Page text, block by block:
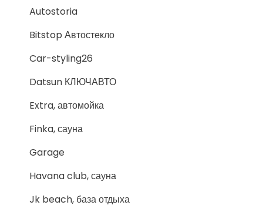
Autostoria
Bitstop Автостекло
Car-styling26
Datsun КЛЮЧАВТО
Extra, автомойка
Finka, сауна
Garage
Havana club, сауна
Jk beach, база отдыха